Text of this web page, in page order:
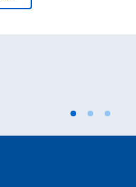
DEGLI STUDENTI